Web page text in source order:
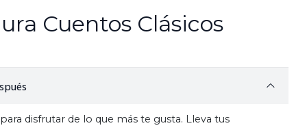
Cuentos Clásicos
disfrutar de lo que más te gusta. Lleva tus